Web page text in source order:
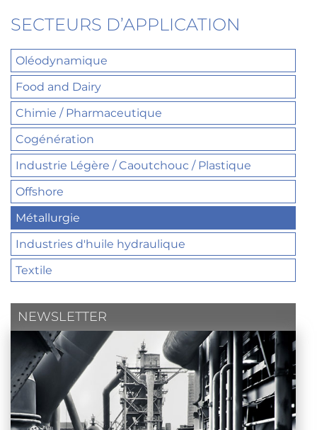
SECTEURS D’APPLICATION
Oléodynamique
Food and Dairy
Chimie / Pharmaceutique
Cogénération
Industrie Légère / Caoutchouc / Plastique
Offshore
Métallurgie
Industries d'huile hydraulique
Textile
NEWSLETTER